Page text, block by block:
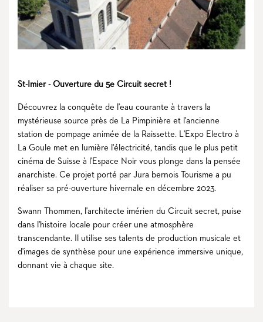
St-Imier - Ouverture du 5e Circuit secret !
Découvrez la conquête de l'eau courante à travers la
mystérieuse source près de La Pimpinière et l'ancienne
station de pompage animée de la Raissette. L'Expo Electro à
La Goule met en lumière l'électricité, tandis que le plus petit
cinéma de Suisse à l'Espace Noir vous plonge dans la pensée
anarchiste. Ce projet porté par Jura bernois Tourisme a pu
réaliser sa pré-ouverture hivernale en décembre 2023.
Swann Thommen, l'architecte imérien du Circuit secret, puise
dans l'histoire locale pour créer une atmosphère
transcendante. Il utilise ses talents de production musicale et
d'images de synthèse pour une expérience immersive unique,
donnant vie à chaque site.